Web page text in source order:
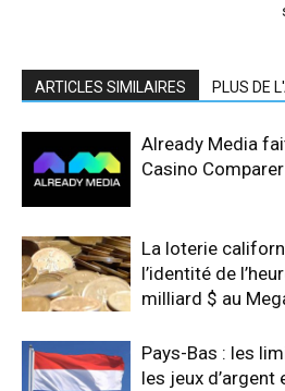
ARTICLES SIMILAIRES PLUS DE
Already Media
Casino Comparer
La loterie
l’identité de
milliard $ au
Pays-Bas : les
les jeux d’argent